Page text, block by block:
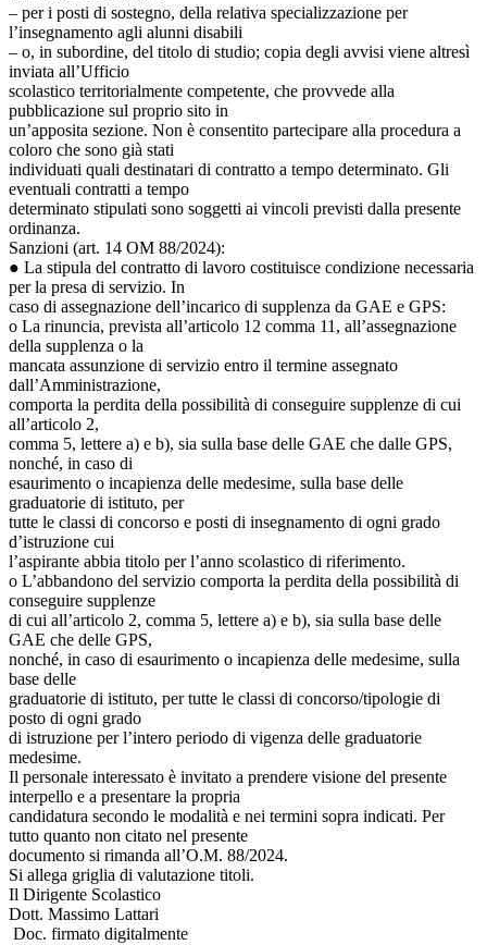
– per i posti di sostegno, della relativa specializzazione per
l’insegnamento agli alunni disabili
– o, in subordine, del titolo di studio; copia degli avvisi viene altresì
inviata all’Ufficio
scolastico territorialmente competente, che provvede alla
pubblicazione sul proprio sito in
un’apposita sezione. Non è consentito partecipare alla procedura a
coloro che sono già stati
individuati quali destinatari di contratto a tempo determinato. Gli
eventuali contratti a tempo
determinato stipulati sono soggetti ai vincoli previsti dalla presente
ordinanza.
Sanzioni (art. 14 OM 88/2024):
● La stipula del contratto di lavoro costituisce condizione necessaria
per la presa di servizio. In
caso di assegnazione dell’incarico di supplenza da GAE e GPS:
o La rinuncia, prevista all’articolo 12 comma 11, all’assegnazione
della supplenza o la
mancata assunzione di servizio entro il termine assegnato
dall’Amministrazione,
comporta la perdita della possibilità di conseguire supplenze di cui
all’articolo 2,
comma 5, lettere a) e b), sia sulla base delle GAE che dalle GPS,
nonché, in caso di
esaurimento o incapienza delle medesime, sulla base delle
graduatorie di istituto, per
tutte le classi di concorso e posti di insegnamento di ogni grado
d’istruzione cui
l’aspirante abbia titolo per l’anno scolastico di riferimento.
o L’abbandono del servizio comporta la perdita della possibilità di
conseguire supplenze
di cui all’articolo 2, comma 5, lettere a) e b), sia sulla base delle
GAE che delle GPS,
nonché, in caso di esaurimento o incapienza delle medesime, sulla
base delle
graduatorie di istituto, per tutte le classi di concorso/tipologie di
posto di ogni grado
di istruzione per l’intero periodo di vigenza delle graduatorie
medesime.
Il personale interessato è invitato a prendere visione del presente
interpello e a presentare la propria
candidatura secondo le modalità e nei termini sopra indicati. Per
tutto quanto non citato nel presente
documento si rimanda all’O.M. 88/2024.
Si allega griglia di valutazione titoli.
Il Dirigente Scolastico
Dott. Massimo Lattari
Doc. firmato digitalmente